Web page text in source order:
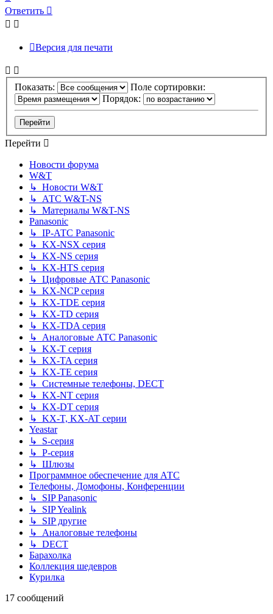
к
началу
Ответить
Версия для печати
Показать:
Поле сортировки:
Порядок:
Перейти
Новости форума
W&T
↳ Новости W&T
↳ АТС W&T-NS
↳ Материалы W&T-NS
Panasonic
↳ IP-АТС Panasonic
↳ KX-NSX серия
↳ KX-NS серия
↳ KX-HTS серия
↳ Цифровые АТС Panasonic
↳ KX-NCP серия
↳ KX-TDE серия
↳ KX-TD серия
↳ KX-TDA серия
↳ Аналоговые АТС Panasonic
↳ KX-T серия
↳ KX-TA серия
↳ KX-TE серия
↳ Системные телефоны, DECT
↳ KX-NT серия
↳ KX-DT серия
↳ KX-T, KX-AT серии
Yeastar
↳ S-серия
↳ P-серия
↳ Шлюзы
Программное обеспечение для АТС
Телефоны, Домофоны, Конференции
↳ SIP Panasonic
↳ SIP Yealink
↳ SIP другие
↳ Аналоговые телефоны
↳ DECT
Барахолка
Коллекция шедевров
Курилка
17 сообщений